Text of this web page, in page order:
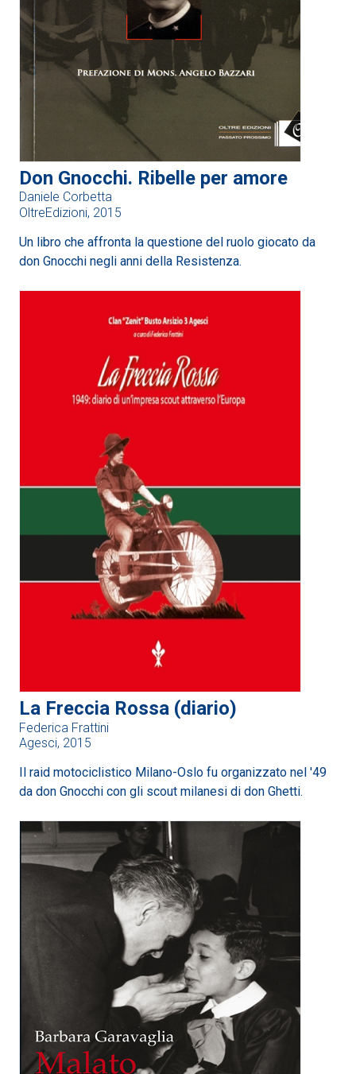
Don Gnocchi. Ribelle per amore
Daniele Corbetta
OltreEdizioni, 2015
Un libro che affronta la questione del ruolo giocato da
don Gnocchi negli anni della Resistenza.
La Freccia Rossa (diario)
Federica Frattini
Agesci, 2015
Il raid motociclistico Milano-Oslo fu organizzato nel '49
da don Gnocchi con gli scout milanesi di don Ghetti.